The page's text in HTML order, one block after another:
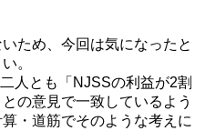
ため、今回は気になったと
。
人とも「NJSSの利益が2割
の意見で一致しているよう
・道筋でそのような考えに